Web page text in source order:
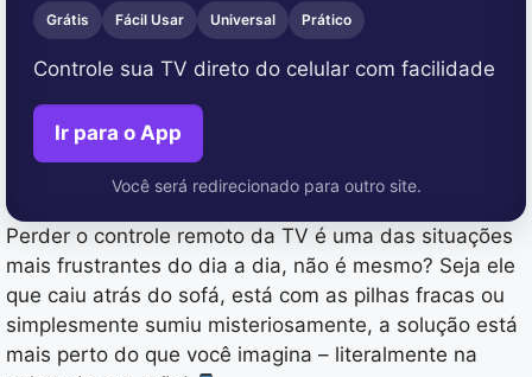
Grátis Fácil Usar Universal Prático
Controle sua TV direto do celular com facilidade
Ir para o App
Você será redirecionado para outro site.
Perder o controle remoto da TV é uma das situações
mais frustrantes do dia a dia, não é mesmo? Seja ele
que caiu atrás do sofá, está com as pilhas fracas ou
simplesmente sumiu misteriosamente, a solução está
mais perto do que você imagina – literalmente na